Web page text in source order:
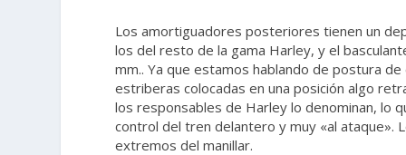
Los amortiguadores posteriores tienen un
los del resto de la gama Harley, y el
mm.. Ya que estamos hablando de postura
estriberas colocadas en una posición algo
los responsables de Harley lo denominan, lo
control del tren delantero y muy «al ataque».
extremos del manillar.